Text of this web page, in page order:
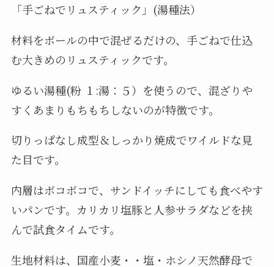
「手ごねでリュスティック」(湯種法）
材料をボールの中で混ぜるだけの、手ごねで仕込
む大きめのリュスティックです。
ゆるい湯種(粉 １:湯：５）を使うので、混ざりや
すくあまりもちもちしないのが特徴です。
切りっぱなし成型＆しっかり焼成でワイルドな見
た目です。
内層はボコボコで、サンドイッチにしても食べやす
いパンです。カリカリ塩豚と人参サラダなどを挟
んで試食タイムです。
生地材料は、国産小麦・・塩・ホシノ天然酵母で